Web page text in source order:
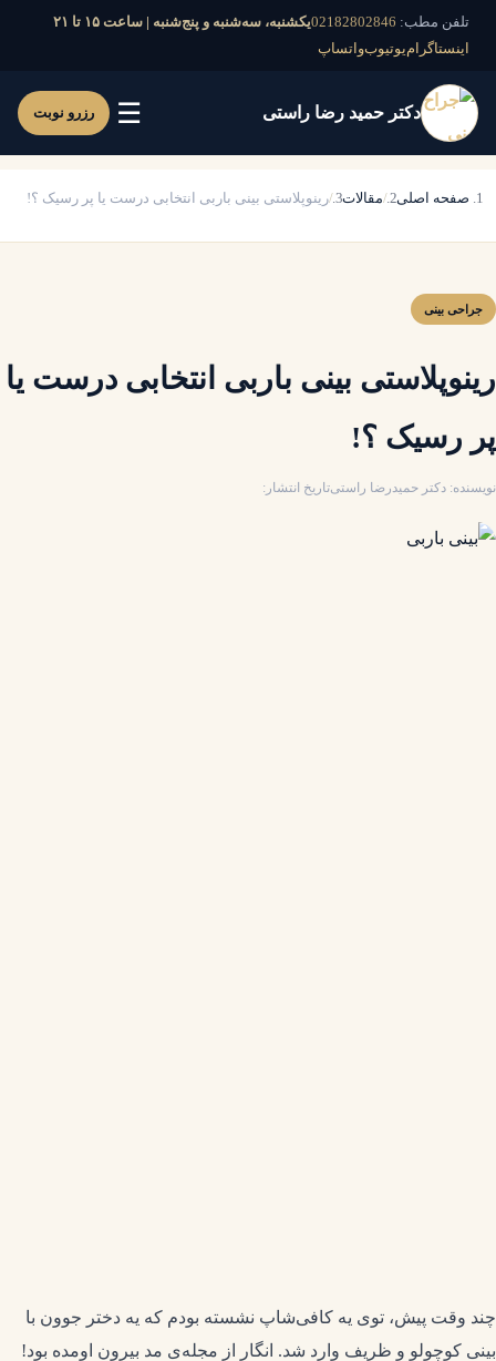
تلفن مطب: 02182802846یکشنبه، سه‌شنبه و پنج‌شنبه | ساعت ۱۵ تا ۲۱
اینستاگرامیوتیوبواتساپ
دکتر حمید رضا راستی ☰ رزرو نوبت
صفحه اصلی مقالات رینوپلاستی بینی باربی انتخابی درست یا پر رسیک ؟!
جراحی بینی
رینوپلاستی بینی باربی انتخابی درست یا
پر رسیک ؟!
نویسنده: دکتر حمیدرضا راستیتاریخ انتشار:
چند وقت پیش، توی یه کافی‌شاپ نشسته بودم که یه دختر جوون با
بینی کوچولو و ظریف وارد شد. انگار از مجله‌ی مد بیرون اومده بود!